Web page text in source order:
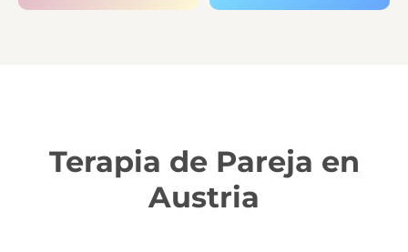
Terapia de Pareja en
Austria